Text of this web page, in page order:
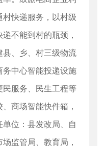
村快递服务，以村级
不能到村的瓶颈，
县、乡、村三级物流
务中心智能投递设施
民服务、民生工程等
商场智能快件箱，
位：县发改局、自
监管局、教育局，